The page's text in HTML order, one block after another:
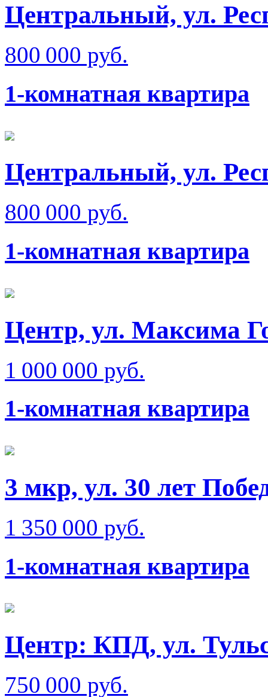
Центральный, ул.
800 000 руб.
1-комнатная квартира
Центральный, ул.
800 000 руб.
1-комнатная квартира
Центр, ул. Максима
1 000 000 руб.
1-комнатная квартира
3 мкр, ул. 30 лет
1 350 000 руб.
1-комнатная квартира
Центр: КПД, ул.
750 000 руб.